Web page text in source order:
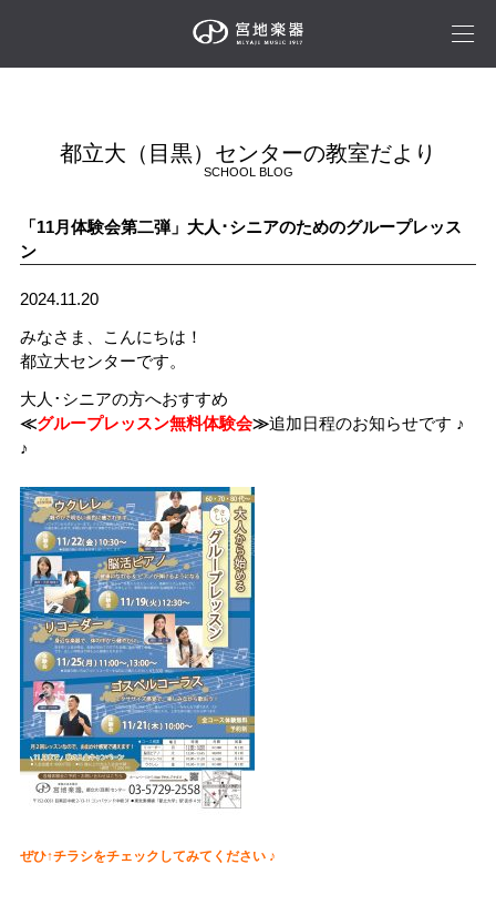
都立大（目黒）センターの教室だより
SCHOOL BLOG
「11月体験会第二弾」大人･シニアのためのグループレッス
ン
2024.11.20
みなさま、こんにちは！
都立大センターです。
大人･シニアの方へおすすめ
≪グループレッスン無料体験会≫追加日程のお知らせです ♪
♪
ぜひ↑チラシをチェックしてみてください ♪